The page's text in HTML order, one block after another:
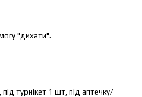
"дихати".
турнікет 1 шт, під аптечку/